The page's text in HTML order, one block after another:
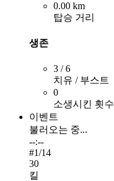
0.00 km
탑승 거리
생존
3 / 6
치유 / 부스트
0
소생시킨 횟수
이벤트
불러오는 중...
--:--
#1/14
30
킬